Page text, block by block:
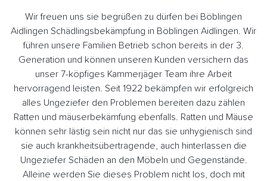
Wir freuen uns sie begrüßen zu dürfen bei Böblingen
Aidlingen Schädlingsbekämpfung in Böblingen Aidlingen. Wir
führen unsere Familien Betrieb schon bereits in der 3.
Generation und können unseren Kunden versichern das
unser 7-köpfiges Kammerjäger Team ihre Arbeit
hervorragend leisten. Seit 1922 bekämpfen wir erfolgreich
alles Ungeziefer den Problemen bereiten dazu zählen
Ratten und mäuserbekämfung ebenfalls. Ratten und Mäuse
können sehr lästig sein nicht nur das sie unhygienisch sind
sie auch krankheitsübertragende, auch hinterlassen die
Ungeziefer Schäden an den Möbeln und Gegenstände.
Alleine werden Sie dieses Problem nicht los, doch mit